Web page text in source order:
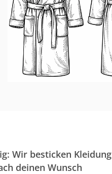
Wir besticken Kleidung
deinen Wunsch